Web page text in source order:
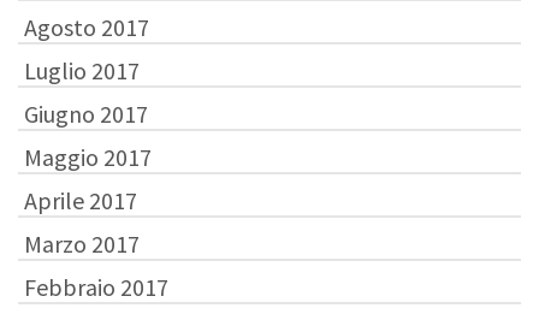
Agosto 2017
Luglio 2017
Giugno 2017
Maggio 2017
Aprile 2017
Marzo 2017
Febbraio 2017